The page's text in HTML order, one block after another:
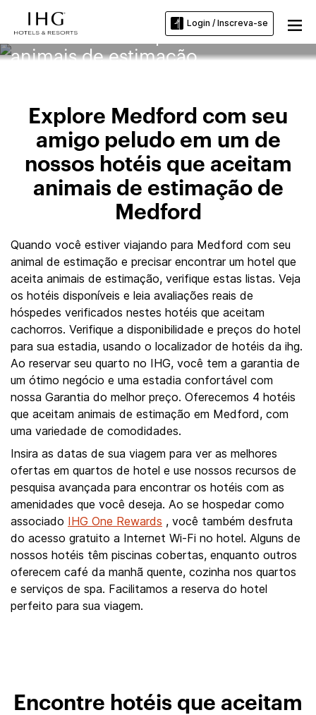
Login / Inscreva-se
Hotéis Medford que aceitam
animais de estimação
Explore Medford com seu
amigo peludo em um de
nossos hotéis que aceitam
animais de estimação de
Medford
Quando você estiver viajando para Medford com seu
animal de estimação e precisar encontrar um hotel que
aceita animais de estimação, verifique estas listas. Veja
os hotéis disponíveis e leia avaliações reais de
hóspedes verificados nestes hotéis que aceitam
cachorros. Verifique a disponibilidade e preços do hotel
para sua estadia, usando o localizador de hotéis da ihg.
Ao reservar seu quarto no IHG, você tem a garantia de
um ótimo negócio e uma estadia confortável com
nossa Garantia do melhor preço. Oferecemos 4 hotéis
que aceitam animais de estimação em Medford, com
uma variedade de comodidades.
Insira as datas de sua viagem para ver as melhores
ofertas em quartos de hotel e use nossos recursos de
pesquisa avançada para encontrar os hotéis com as
amenidades que você deseja. Ao se hospedar como
associado IHG One Rewards , você também desfruta
do acesso gratuito a Internet Wi-Fi no hotel. Alguns de
nossos hotéis têm piscinas cobertas, enquanto outros
oferecem café da manhã quente, cozinha nos quartos
e serviços de spa. Facilitamos a reserva do hotel
perfeito para sua viagem.
Encontre hotéis que aceitam